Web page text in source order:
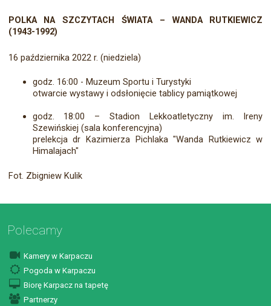
POLKA NA SZCZYTACH ŚWIATA – WANDA RUTKIEWICZ
(1943-1992)
16 października 2022 r. (niedziela)
godz. 16:00 - Muzeum Sportu i Turystyki
otwarcie wystawy i odsłonięcie tablicy pamiątkowej
godz. 18:00 – Stadion Lekkoatletyczny im. Ireny
Szewińskiej (sala konferencyjna)
prelekcja dr Kazimierza Pichlaka "Wanda Rutkiewicz w
Himalajach"
Fot. Zbigniew Kulik
Polecamy
Kamery w Karpaczu
Pogoda w Karpaczu
Biorę Karpacz na tapetę
Partnerzy